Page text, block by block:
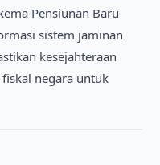
Pensiunan Baru
sistem jaminan
kesejahteraan
negara untuk